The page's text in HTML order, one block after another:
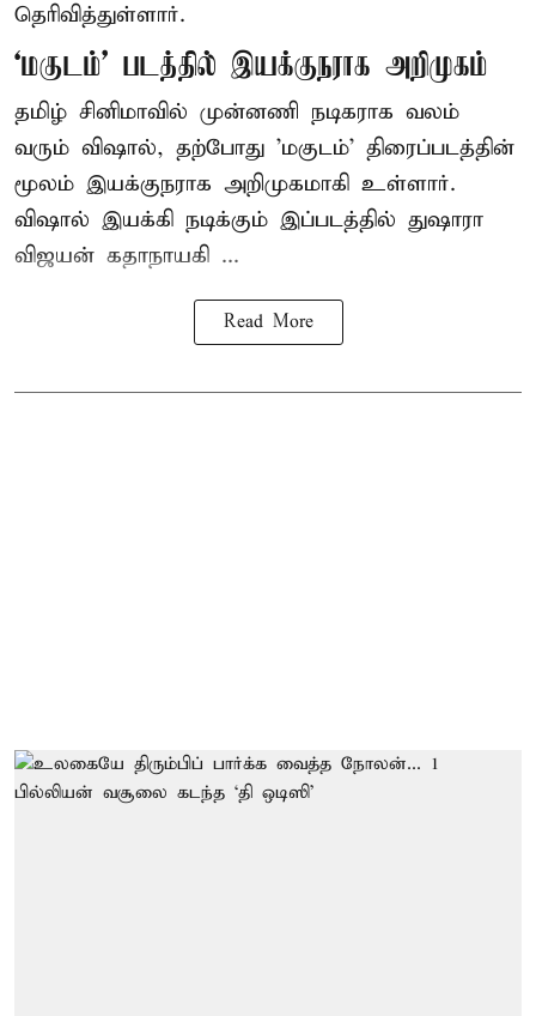
தெரிவித்துள்ளார்.
‘மகுடம்’ படத்தில் இயக்குநராக அறிமுகம்
தமிழ் சினிமாவில் முன்னணி நடிகராக வலம்
வரும் விஷால், தற்போது 'மகுடம்' திரைப்படத்தின்
மூலம் இயக்குநராக அறிமுகமாகி உள்ளார்.
விஷால் இயக்கி நடிக்கும் இப்படத்தில் துஷாரா
விஜயன் கதாநாயகி ...
Read More